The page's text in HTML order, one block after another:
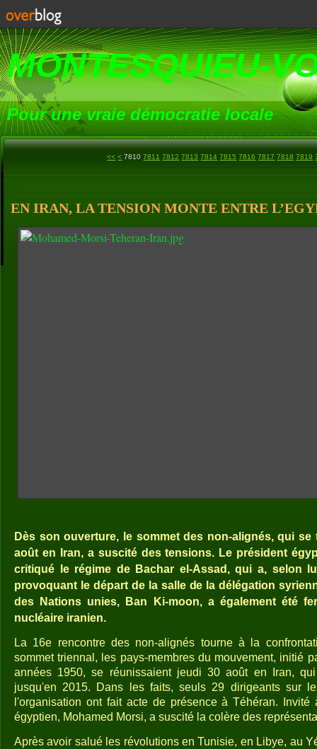
MONTESQUIEU-
Pour une vraie démocratie locale
<< < 7800
7810 7811 7812 7813 7814 7815 7816 7817 7818 7819
EN IRAN, LA TENSION MONTE ENTRE
Dès son ouverture, le sommet des non-alignés, qui
août en Iran, a suscité des tensions. Le président
critiqué le régime de Bachar el-Assad, qui a, selon
provoquant le départ de la salle de la délégation
des Nations unies, Ban Ki-moon, a également été
nucléaire iranien.
La 16e rencontre des non-alignés tourne à la
sommet triennal, les pays-membres du mouvement, initié
années 1950, se réunissaient jeudi 30 août en Iran,
jusqu'en 2015. Dans les faits, seuls 29 dirigeants sur
l'organisation ont fait acte de présence à Téhéran. Invité
égyptien, Mohamed Morsi, a suscité la colère des
Après avoir salué les révolutions en Tunisie, en Libye, au